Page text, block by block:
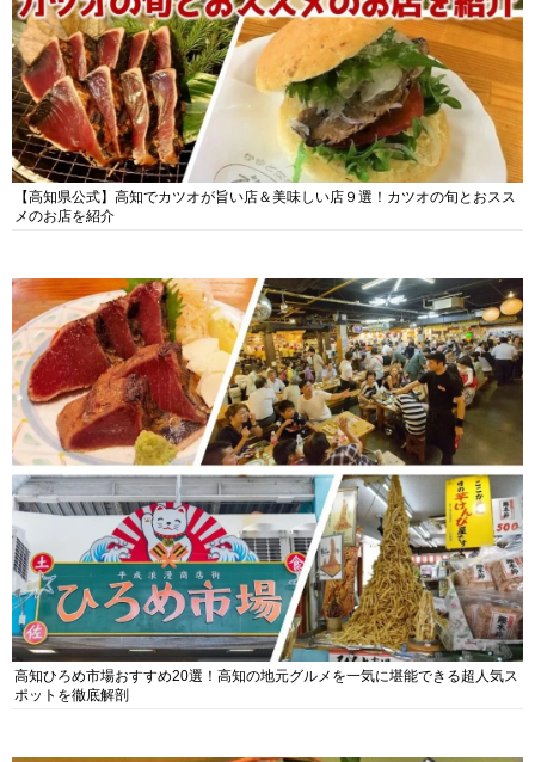
【高知県公式】高知でカツオが旨い店＆美味しい店９選！カツオの旬とおスス
メのお店を紹介
高知ひろめ市場おすすめ20選！高知の地元グルメを一気に堪能できる超人気ス
ポットを徹底解剖